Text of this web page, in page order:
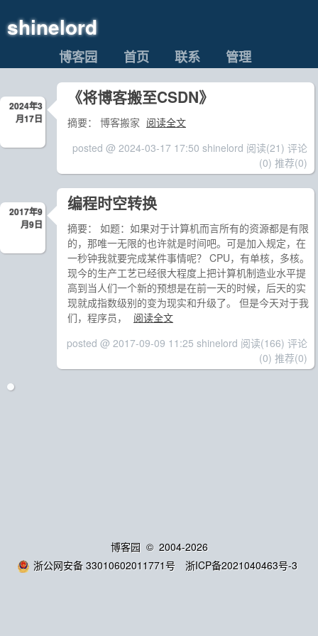
shinelord
博客园 首页 联系 管理
2024年3
月17日
《将博客搬至CSDN》
摘要： 博客搬家 阅读全文
posted @ 2024-03-17 17:50 shinelord 阅读(21) 评论
(0) 推荐(0)
2017年9
月9日
编程时空转换
摘要： 如题：如果对于计算机而言所有的资源都是有限
的，那唯一无限的也许就是时间吧。可是加入规定，在
一秒钟我就要完成某件事情呢？ CPU，有单核，多核。
现今的生产工艺已经很大程度上把计算机制造业水平提
高到当人们一个新的预想是在前一天的时候，后天的实
现就成指数级别的变为现实和升级了。 但是今天对于我
们，程序员，
阅读全文
posted @ 2017-09-09 11:25 shinelord 阅读(166) 评论
(0) 推荐(0)
博客园 © 2004-2026
浙公网安备 33010602011771号
浙ICP备2021040463号-3